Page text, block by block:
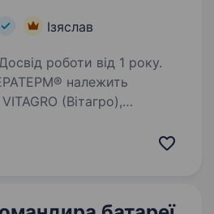
Ізяслав
роботи від 1 року.
(Вітагро),
блоків і цегли під ТМ